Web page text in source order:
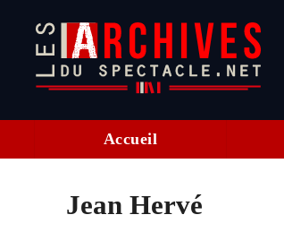
Accueil
Jean Hervé